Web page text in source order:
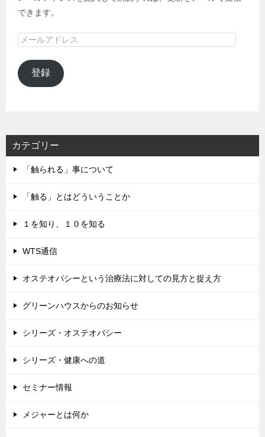
できます。
メ
ル
ア
登録
カテゴリー
「触られる」事について
「触る」とはどういうことか
１を知り、１０を知る
WTS通信
オステオパシーという治療法に対しての見方と捉え方
グリーンハウスからのお知らせ
シリーズ・オステオパシー
シリーズ・健康への道
セミナー情報
メジャーとは何か